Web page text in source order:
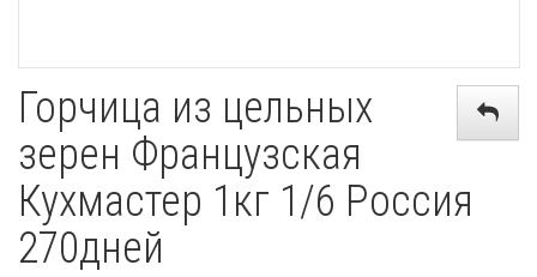
Горчица из цельных
зерен Французская
Кухмастер 1кг 1/6 Россия
270дней